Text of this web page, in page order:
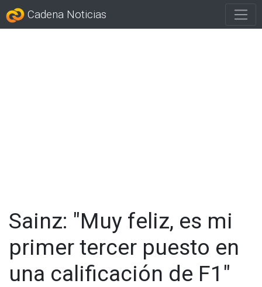
Cadena Noticias
Sainz: "Muy feliz, es mi
primer tercer puesto en
una calificación de F1"